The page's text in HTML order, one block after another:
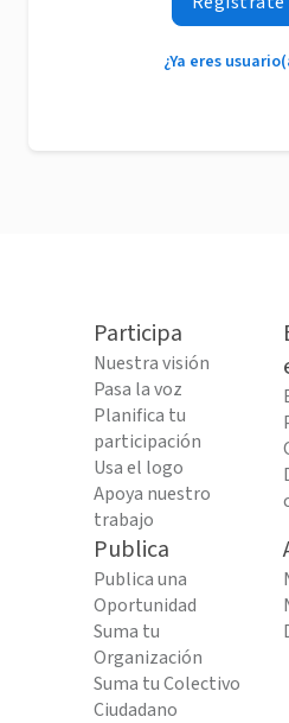
¿Ya eres
Participa
Nuestra visión
Pasa la voz
Planifica tu
participación
Usa el logo
Apoya nuestro
trabajo
Publica
Publica una
Oportunidad
Suma tu
Organización
Suma tu Colectivo
Ciudadano